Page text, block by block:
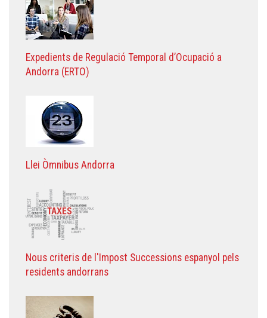
Expedients de Regulació Temporal d’Ocupació a
Andorra (ERTO)
Llei Òmnibus Andorra
Nous criteris de l'Impost Successions espanyol pels
residents andorrans